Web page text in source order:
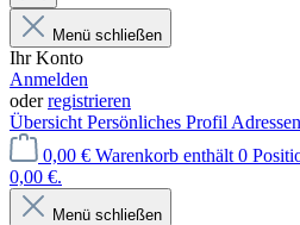
Menü schließen
Ihr Konto
Anmelden
oderregistrieren
Übersicht Persönliches Profil Adressen
0,00 € Warenkorb enthält 0
0,00 €.
Menü schließen